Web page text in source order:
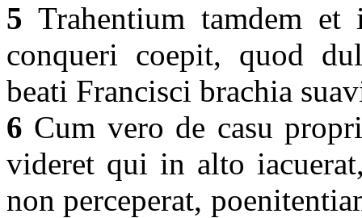
5 Trahentium tamdem et
conqueri coepit, quod
beati Francisci brachia
6 Cum vero de casu
videret qui in alto
non perceperat,